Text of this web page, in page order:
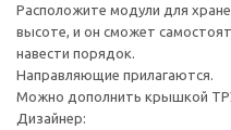
Расположите модули для
высоте, и он сможет
навести порядок.
Направляющие прилагаются.
Можно дополнить крышкой
Дизайнер: